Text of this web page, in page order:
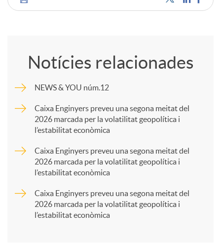
C
p
Notícies relacionades
NEWS & YOU núm.12
Caixa Enginyers preveu una segona meitat del
2026 marcada per la volatilitat geopolítica i
l’estabilitat econòmica
Caixa Enginyers preveu una segona meitat del
2026 marcada per la volatilitat geopolítica i
l’estabilitat econòmica
Caixa Enginyers preveu una segona meitat del
2026 marcada per la volatilitat geopolítica i
l’estabilitat econòmica